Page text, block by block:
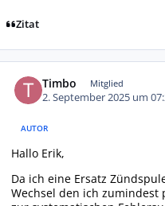
Zitat
Timbo Mitglied
2. September 2025 um
AUTOR
Hallo Erik,
Da ich eine Ersatz
Wechsel den ich zumindest